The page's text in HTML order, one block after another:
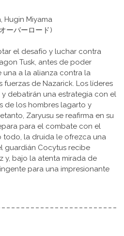
Hugin Miyama
ーバーロード)
el desafío y luchar contra
Tusk, antes de poder
a la alianza contra la
fuerzas de Nazarick. Los líderes
debatirán una estrategia con el
de los hombres lagarto y
Zaryusu se reafirma en su
para el combate con el
todo, la druida le ofrezca una
guardián Cocytus recibe
y, bajo la atenta mirada de
para una impresionante